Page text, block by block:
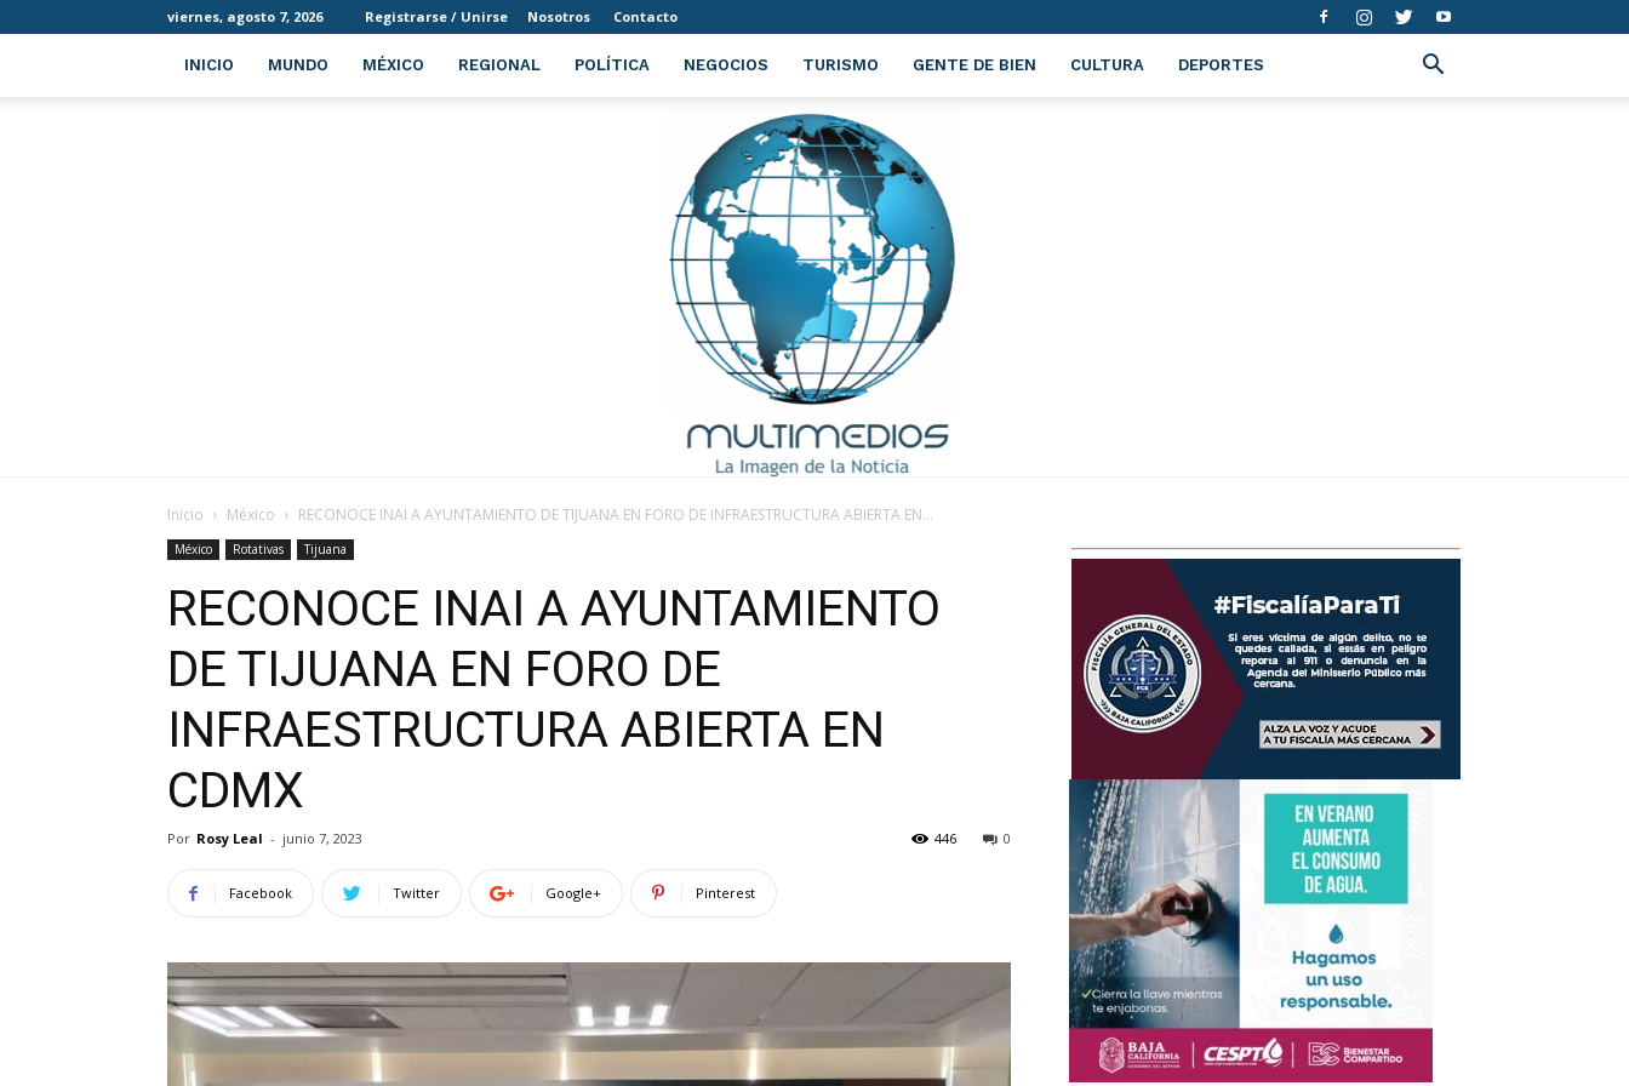
viernes, agosto 7, 2026 Registrarse / Unirse Nosotros Contacto
INICIO MUNDO MÉXICO REGIONAL POLÍTICA NEGOCIOS TURISMO GENTE DE BIEN CULTURA DEPORTES
Inicio México RECONOCE INAI A AYUNTAMIENTO DE TIJUANA EN FORO DE INFRAESTRUCTURA ABIERTA EN...
México Rotativas Tijuana
RECONOCE INAI A AYUNTAMIENTO
DE TIJUANA EN FORO DE
INFRAESTRUCTURA ABIERTA EN
CDMX
Por Rosy Leal - junio 7, 2023 0
446
Facebook Twitter Google+ Pinterest